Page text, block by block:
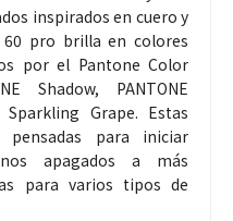
inspirados en cuero y
pro brilla en colores
por el Pantone Color
Shadow, PANTONE
Grape. Estas
pensadas para iniciar
apagados a más
para varios tipos de